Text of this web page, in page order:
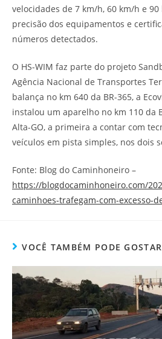
velocidades de 7 km/h, 60 km/h e
precisão dos equipamentos e
números detectados.
O HS-WIM faz parte do projeto
Agência Nacional de Transportes
balança no km 640 da BR-365, a
instalou um aparelho no km 110 da
Alta-GO, a primeira a contar com
veículos em pista simples, nos dois
Fonte: Blog do Caminhoneiro –
https://blogdocaminhoneiro.com/
caminhoes-trafegam-com-excesso-
VOCÊ TAMBÉM PODE GOSTAR